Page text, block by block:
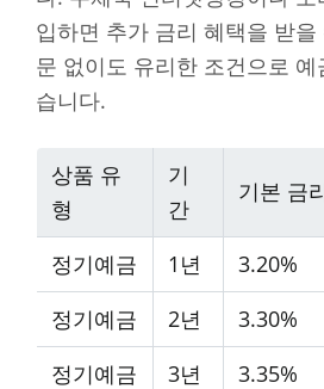
입하면 추가 금리 혜택을 받
문 없이도 유리한 조건으로
습니다.
상품 유
형
기
간
기본 금
정기예금
1년 3.20%
정기예금
2년 3.30%
정기예금
3년 3.35%